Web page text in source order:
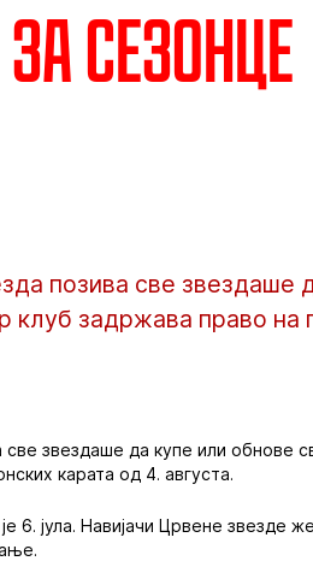
сезонце
позива све звездаше
клуб задржава право
звездаше да купе или обнове
карата од 4. августа.
6. јула. Навијачи Црвене звезде